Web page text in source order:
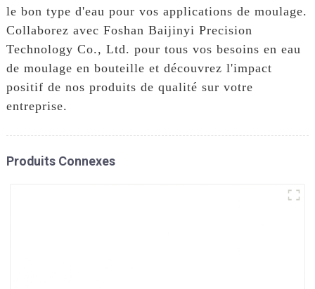
le bon type d'eau pour vos applications de moulage.
Collaborez avec Foshan Baijinyi Precision
Technology Co., Ltd. pour tous vos besoins en eau
de moulage en bouteille et découvrez l'impact
positif de nos produits de qualité sur votre
entreprise.
Produits Connexes